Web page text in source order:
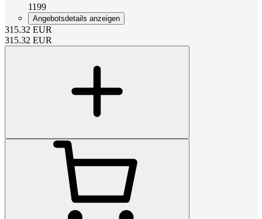
1199
Angebotsdetails anzeigen
315.32 EUR
315.32 EUR